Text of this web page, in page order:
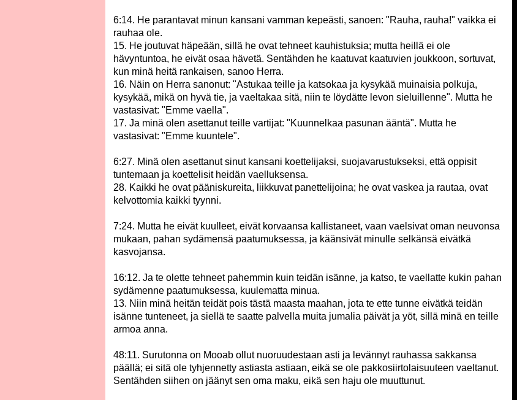
6:14. He parantavat minun kansani vamman kepeästi, sanoen: "Rauha, rauha!" vaikka ei
rauhaa ole.
15. He joutuvat häpeään, sillä he ovat tehneet kauhistuksia; mutta heillä ei ole
hävyntuntoa, he eivät osaa hävetä. Sentähden he kaatuvat kaatuvien joukkoon, sortuvat,
kun minä heitä rankaisen, sanoo Herra.
16. Näin on Herra sanonut: "Astukaa teille ja katsokaa ja kysykää muinaisia polkuja,
kysykää, mikä on hyvä tie, ja vaeltakaa sitä, niin te löydätte levon sieluillenne". Mutta he
vastasivat: "Emme vaella".
17. Ja minä olen asettanut teille vartijat: "Kuunnelkaa pasunan ääntä". Mutta he
vastasivat: "Emme kuuntele".
6:27. Minä olen asettanut sinut kansani koettelijaksi, suojavarustukseksi, että oppisit
tuntemaan ja koettelisit heidän vaelluksensa.
28. Kaikki he ovat pääniskureita, liikkuvat panettelijoina; he ovat vaskea ja rautaa, ovat
kelvottomia kaikki tyynni.
7:24. Mutta he eivät kuulleet, eivät korvaansa kallistaneet, vaan vaelsivat oman neuvonsa
mukaan, pahan sydämensä paatumuksessa, ja käänsivät minulle selkänsä eivätkä
kasvojansa.
16:12. Ja te olette tehneet pahemmin kuin teidän isänne, ja katso, te vaellatte kukin pahan
sydämenne paatumuksessa, kuulematta minua.
13. Niin minä heitän teidät pois tästä maasta maahan, jota te ette tunne eivätkä teidän
isänne tunteneet, ja siellä te saatte palvella muita jumalia päivät ja yöt, sillä minä en teille
armoa anna.
48:11. Surutonna on Mooab ollut nuoruudestaan asti ja levännyt rauhassa sakkansa
päällä; ei sitä ole tyhjennetty astiasta astiaan, eikä se ole pakkosiirtolaisuuteen vaeltanut.
Sentähden siihen on jäänyt sen oma maku, eikä sen haju ole muuttunut.